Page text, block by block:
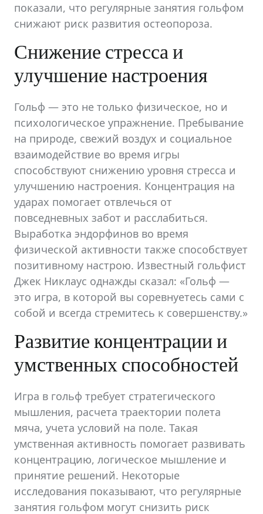
показали, что регулярные занятия гольфом
снижают риск развития остеопороза.
Снижение стресса и
улучшение настроения
Гольф — это не только физическое, но и
психологическое упражнение. Пребывание
на природе, свежий воздух и социальное
взаимодействие во время игры
способствуют снижению уровня стресса и
улучшению настроения. Концентрация на
ударах помогает отвлечься от
повседневных забот и расслабиться.
Выработка эндорфинов во время
физической активности также способствует
позитивному настрою. Известный гольфист
Джек Никлаус однажды сказал: «Гольф —
это игра, в которой вы соревнуетесь сами с
собой и всегда стремитесь к совершенству.»
Развитие концентрации и
умственных способностей
Игра в гольф требует стратегического
мышления, расчета траектории полета
мяча, учета условий на поле. Такая
умственная активность помогает развивать
концентрацию, логическое мышление и
принятие решений. Некоторые
исследования показывают, что регулярные
занятия гольфом могут снизить риск